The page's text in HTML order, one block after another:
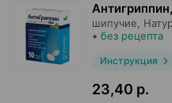
шипучие,
• без рецепта
Инструкция
23,40 р.